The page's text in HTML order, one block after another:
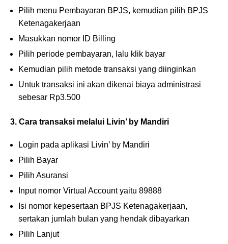
Pilih menu Pembayaran BPJS, kemudian pilih BPJS
Ketenagakerjaan
Masukkan nomor ID Billing
Pilih periode pembayaran, lalu klik bayar
Kemudian pilih metode transaksi yang diinginkan
Untuk transaksi ini akan dikenai biaya administrasi
sebesar Rp3.500
3. Cara transaksi melalui Livin’ by Mandiri
Login pada aplikasi Livin’ by Mandiri
Pilih Bayar
Pilih Asuransi
Input nomor Virtual Account yaitu 89888
Isi nomor kepesertaan BPJS Ketenagakerjaan,
sertakan jumlah bulan yang hendak dibayarkan
Pilih Lanjut